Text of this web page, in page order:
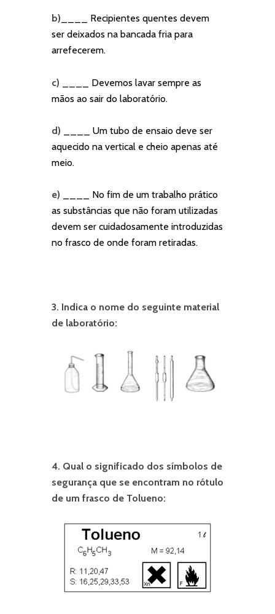
b) ____ Recipientes quentes devem
ser deixados na bancada fria para
arrefecerem.
c) ____ Devemos lavar sempre as
mãos ao sair do laboratório.
d) ____ Um tubo de ensaio deve ser
aquecido na vertical e cheio apenas até
meio.
e) ____ No fim de um trabalho prático
as substâncias que não foram utilizadas
devem ser cuidadosamente introduzidas
no frasco de onde foram retiradas.
3. Indica o nome do seguinte material
de laboratório:
4. Qual o significado dos símbolos de
segurança que se encontram no rótulo
de um frasco de Tolueno: